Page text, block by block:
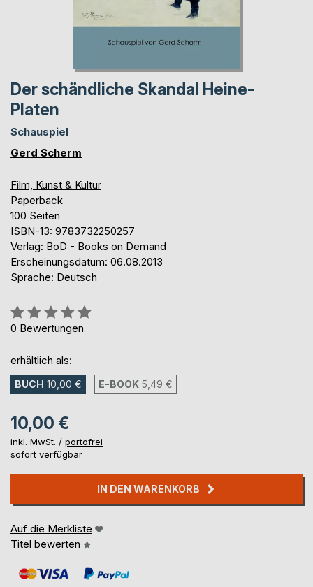
Der schändliche Skandal Heine-
Platen
Schauspiel
Gerd Scherm
Film, Kunst & Kultur
Paperback
100 Seiten
ISBN-13: 9783732250257
Verlag: BoD - Books on Demand
Erscheinungsdatum: 06.08.2013
Sprache: Deutsch
Bewertung::
0%
0 Bewertungen
erhältlich als:
BUCH 10,00 € E-BOOK 5,49 €
10,00 €
inkl. MwSt. / portofrei
sofort verfügbar
IN DEN WARENKORB
Auf die Merkliste
Titel bewerten